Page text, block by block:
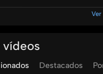
hospital
Ver
vídeos
Destacados